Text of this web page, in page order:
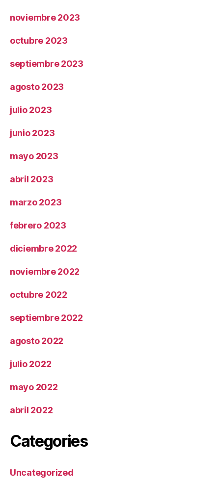
noviembre 2023
octubre 2023
septiembre 2023
agosto 2023
julio 2023
junio 2023
mayo 2023
abril 2023
marzo 2023
febrero 2023
diciembre 2022
noviembre 2022
octubre 2022
septiembre 2022
agosto 2022
julio 2022
mayo 2022
abril 2022
Categories
Uncategorized